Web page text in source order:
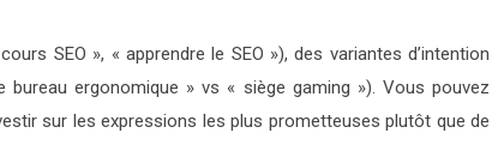
SEO », « apprendre le SEO »), des variantes d’intention
ergonomique » vs « siège gaming »). Vous pouvez
sur les expressions les plus prometteuses plutôt que de